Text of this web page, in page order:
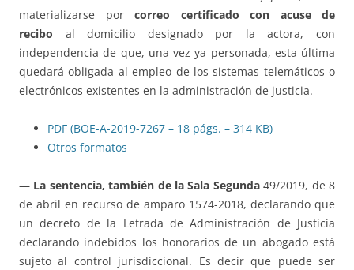
materializarse por correo certificado con acuse de
recibo al domicilio designado por la actora, con
independencia de que, una vez ya personada, esta última
quedará obligada al empleo de los sistemas telemáticos o
electrónicos existentes en la administración de justicia.
PDF (BOE-A-2019-7267 – 18 págs. – 314 KB)
Otros formatos
— La sentencia, también de la Sala Segunda49/2019, de 8
de abril en recurso de amparo 1574-2018, declarando que
un decreto de la Letrada de Administración de Justicia
declarando indebidos los honorarios de un abogado está
sujeto al control jurisdiccional. Es decir que puede ser